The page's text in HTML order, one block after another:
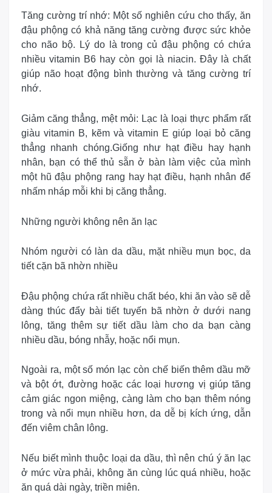
Tăng cường trí nhớ: Một số nghiên cứu cho thấy, ăn
đậu phộng có khả năng tăng cường được sức khỏe
cho não bộ. Lý do là trong củ đậu phộng có chứa
nhiều vitamin B6 hay còn gọi là niacin. Đây là chất
giúp não hoạt động bình thường và tăng cường trí
nhớ.
Giảm căng thẳng, mệt mỏi: Lạc là loại thực phẩm rất
giàu vitamin B, kẽm và vitamin E giúp loại bỏ căng
thẳng nhanh chóng.Giống như hạt điều hay hạnh
nhân, bạn có thể thủ sẵn ở bàn làm việc của mình
một hũ đậu phộng rang hay hạt điều, hạnh nhân để
nhấm nháp mỗi khi bị căng thẳng.
Những người không nên ăn lạc
Nhóm người có làn da dầu, mặt nhiều mụn bọc, da
tiết cặn bã nhờn nhiều
Đậu phộng chứa rất nhiều chất béo, khi ăn vào sẽ dễ
dàng thúc đẩy bài tiết tuyến bã nhờn ở dưới nang
lông, tăng thêm sự tiết dầu làm cho da bạn càng
nhiều dầu, bóng nhẫy, hoặc nổi mụn.
Ngoài ra, một số món lạc còn chế biến thêm dầu mỡ
và bột ớt, đường hoặc các loại hương vị giúp tăng
cảm giác ngon miệng, càng làm cho bạn thêm nóng
trong và nổi mụn nhiều hơn, da dễ bị kích ứng, dẫn
đến viêm chân lông.
Nếu biết mình thuộc loại da dầu, thì nên chú ý ăn lạc
ở mức vừa phải, không ăn cùng lúc quá nhiều, hoặc
ăn quá dài ngày, triền miên.